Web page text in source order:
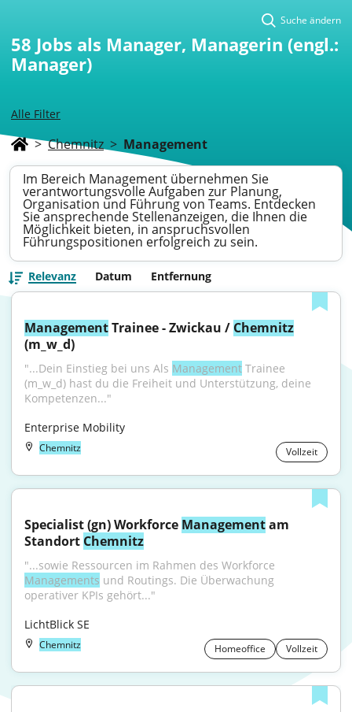
Alle Filter
Suche ändern
58 Jobs als Manager, Managerin (engl.:
Manager)
> Chemnitz > Management
Im Bereich Management übernehmen Sie
verantwortungsvolle Aufgaben zur Planung,
Organisation und Führung von Teams. Entdecken
Sie ansprechende Stellenanzeigen, die Ihnen die
Möglichkeit bieten, in anspruchsvollen
Führungspositionen erfolgreich zu sein.
Relevanz Datum Entfernung
Management Trainee - Zwickau / Chemnitz
(m_w_d)
"...Dein Einstieg bei uns Als Management Trainee
(m_w_d) hast du die Freiheit und Unterstützung, deine
Kompetenzen..."
Enterprise Mobility
Chemnitz Vollzeit
Specialist (gn) Workforce Management am
Standort Chemnitz
Managements und Routings. Die Überwachung
operativer KPIs gehört..."
LichtBlick SE
Chemnitz Homeoffice Vollzeit